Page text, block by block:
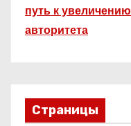
путь к
авторитета
Страницы